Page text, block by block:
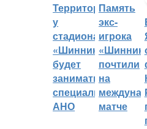
Территорией
у
стадиона
«Шинник»
будет
заниматься
специальное
АНО
Память
экс-
игрока
почтили
на
матче